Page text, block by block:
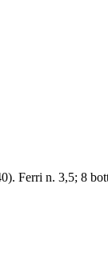
Ferri n. 3,5; 8